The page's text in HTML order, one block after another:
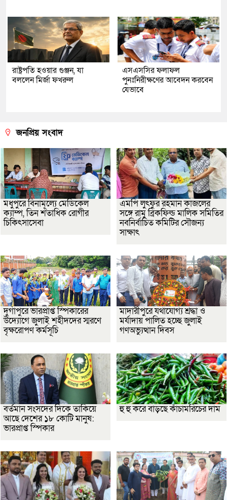
রাষ্ট্রপতি হওয়ার গুঞ্জন, যা
বললেন মির্জা ফখরুল
এসএসসির ফলাফল
পুনঃনিরীক্ষণের আবেদন করবেন
যেভাবে
জনপ্রিয় সংবাদ
মধুপুরে বিনামূল্যে মেডিকেল
ক্যাম্প, তিন শতাধিক রোগীর
চিকিৎসাসেবা
এমপি লুৎফুর রহমান কাজলের
সঙ্গে রামু ব্রিকফিল্ড মালিক সমিতির
নবনির্বাচিত কমিটির সৌজন্য
সাক্ষাৎ
দুর্গাপুরে ভারপ্রাপ্ত স্পিকারের
উদ্যোগে জুলাই শহীদদের স্মরণে
বৃক্ষরোপণ কর্মসূচি
মাদারীপুরে যথাযোগ্য শ্রদ্ধা ও
মর্যাদায় পালিত হচ্ছে জুলাই
গণঅভ্যুত্থান দিবস
বর্তমান সংসদের দিকে তাকিয়ে
আছে দেশের ১৮ কোটি মানুষ:
ভারপ্রাপ্ত স্পিকার
হু হু করে বাড়ছে কাঁচামরিচের দাম